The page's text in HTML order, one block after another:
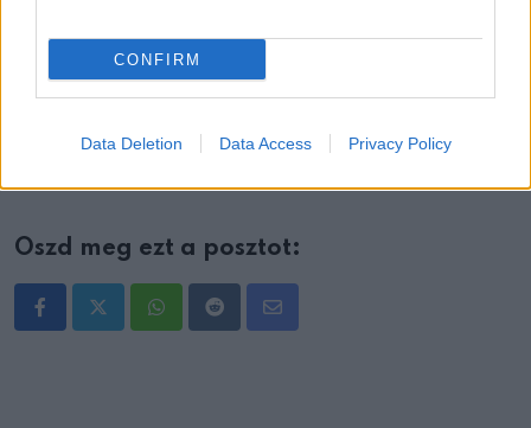
CONFIRM
Data Deletion Data Access Privacy Policy
vagy zsibbadás, gyengeség, duzzanat is jelentkezik,
érdemes orvossal egyeztetni.
A kiváltó ok kezelése ad tartós megoldást.
Oszd meg ezt a posztot:
WhatsappRedditShare